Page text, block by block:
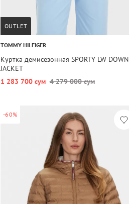
OUTLET
TOMMY HILFIGER
Куртка демисезонная SPORTY LW DOWN
JACKET
1 283 700 сум 4 279 000 сум
-60%